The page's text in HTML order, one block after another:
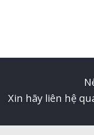
Xin hãy liên hệ